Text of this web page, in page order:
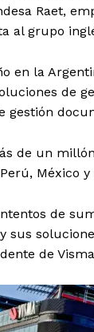
Raet,
al grupo
en la
de
gestión
de un
México y
de
sus
de